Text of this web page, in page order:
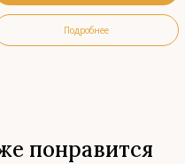
Подробнее
понравится